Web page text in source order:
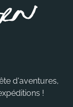
d'aventures,
!